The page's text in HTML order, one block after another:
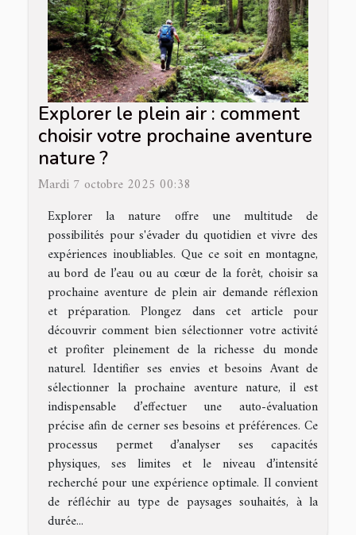
Explorer le plein air : comment
choisir votre prochaine aventure
nature ?
Mardi 7 octobre 2025 00:38
Explorer la nature offre une multitude de
possibilités pour s'évader du quotidien et vivre des
expériences inoubliables. Que ce soit en montagne,
au bord de l’eau ou au cœur de la forêt, choisir sa
prochaine aventure de plein air demande réflexion
et préparation. Plongez dans cet article pour
découvrir comment bien sélectionner votre activité
et profiter pleinement de la richesse du monde
naturel. Identifier ses envies et besoins Avant de
sélectionner la prochaine aventure nature, il est
indispensable d’effectuer une auto-évaluation
précise afin de cerner ses besoins et préférences. Ce
processus permet d’analyser ses capacités
physiques, ses limites et le niveau d’intensité
recherché pour une expérience optimale. Il convient
de réfléchir au type de paysages souhaités, à la
durée...